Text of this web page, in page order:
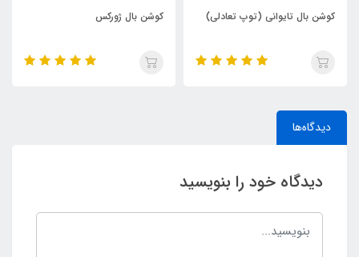
کوشن بال تایوانی (توپ تعادلی)
کوشن بال ژورکس
دیدگاه‌ها
دیدگاه خود را بنویسید